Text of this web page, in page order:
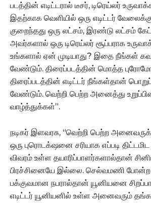
படத்தின் எடிட்டரால் டீசர், டிரெய்லர்
இதற்காக வெளியில் ஒரு எடிட்டர்
குறைந்தது ஒரு லட்சம், இரண்டு லட்சம்
அவர்களால் ஒரு டிரெய்லர் சூப்பராக
உங்களால் ஏன் முடியாது? இதை நீங்கள்
வேண்டும். திரைப்படத்தின் மொத்த
திரைப்படத்தின் எடிட்டர் நீங்கள்தான்
வேண்டும். வெற்றி பெற்ற அனைத்து
வாழ்த்துக்கள்”.
நடிகர் இளவரசு, “வெற்றி பெற்ற
ஒரு புரொடக்‌ஷனை சரியாக எப்படி
விவரம் உள்ள தயாரிப்பாளர்களால்தான்
பிரச்சினையே இல்லை. செல்வமணி
பக்குவமான நபரால்தான் யூனியனை
எடிட்டர் யூனியனில் உள்ள அனைவரும்